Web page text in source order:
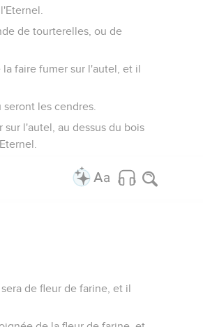
de tourterelles, ou de
faire fumer sur l'autel, et il
les cendres.
sur l'autel, au dessus du bois
de fleur de farine, et il